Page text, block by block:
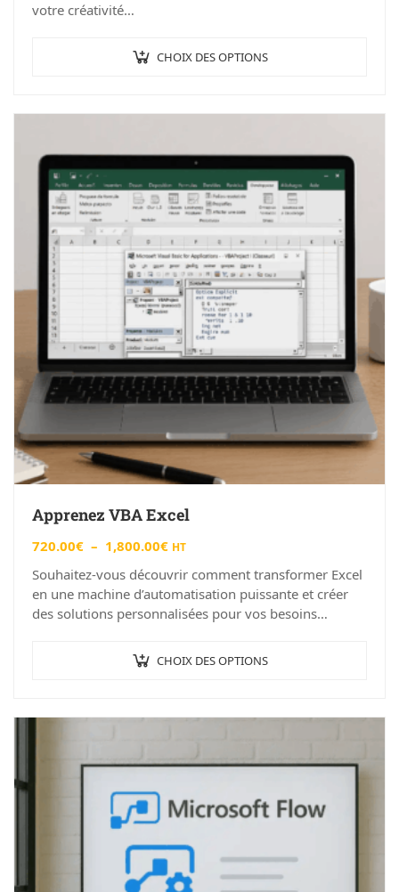
votre créativité…
CHOIX DES OPTIONS
Apprenez VBA Excel
720.00€ – 1,800.00€ HT
Souhaitez-vous découvrir comment transformer Excel
en une machine d’automatisation puissante et créer
des solutions personnalisées pour vos besoins
« Apprenez VBA Excel » à Angers,…
CHOIX DES OPTIONS